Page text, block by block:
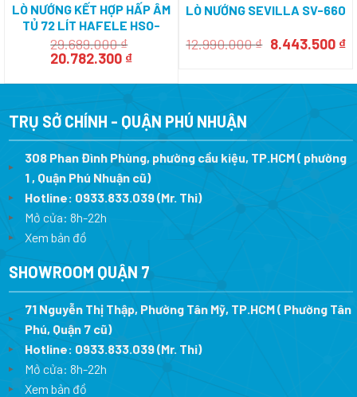
LÒ NƯỚNG KẾT HỢP HẤP ÂM
TỦ 72 LÍT HAFELE HSO-
8T72A 538.61.461
29.689.000₫
Giá
là:
20.782.300 ₫Giá
tại
20.782.300 ₫.
LÒ NƯỚNG SEVILLA SV-660
12.990.000₫ Giá
12.990.000 ₫.
8.443.500 ₫
TRỤ SỞ CHÍNH - QUẬN PHÚ NHUẬN
308 Phan Đình Phùng, phường cầu kiệu, TP.HCM ( phường
1 , Quận Phú Nhuận cũ)
Hotline: 0933.833.039(Mr. Thi)
Mở cửa: 8h-22h
Xem bản đồ
SHOWROOM QUẬN 7
71 Nguyễn Thị Thập, Phường Tân Mỹ, TP.HCM ( Phường Tân
Phú, Quận 7 cũ)
Hotline: 0933.833.039(Mr. Thi)
Mở cửa: 8h-22h
Xem bản đồ